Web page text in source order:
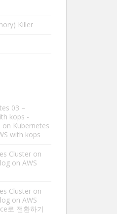
Killer
03 –
kops -
on Kubernetes
with kops
Cluster on
on AWS
Cluster on
on AWS
로 전환하기